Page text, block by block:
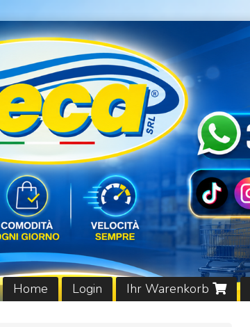
Home Login Ihr Warenkorb